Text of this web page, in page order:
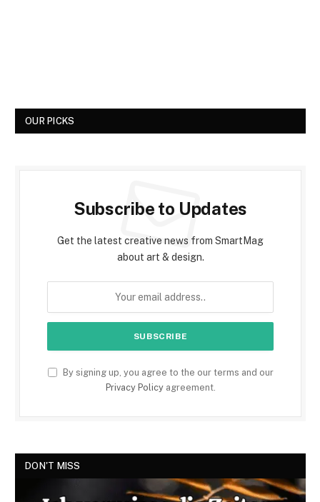
OUR PICKS
Subscribe to Updates
Get the latest creative news from SmartMag
about art & design.
By signing up, you agree to the our terms and our
Privacy Policyagreement.
DON'T MISS